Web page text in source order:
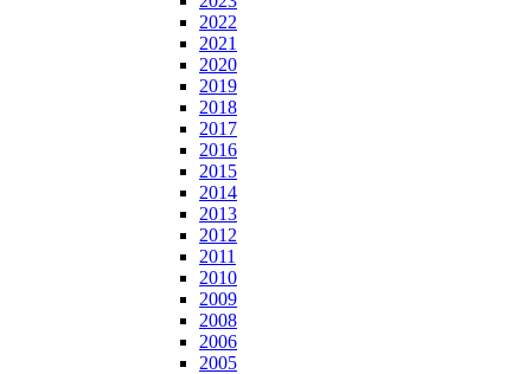
2022
2021
2020
2019
2018
2017
2016
2015
2014
2013
2012
2011
2010
2009
2008
2006
2005